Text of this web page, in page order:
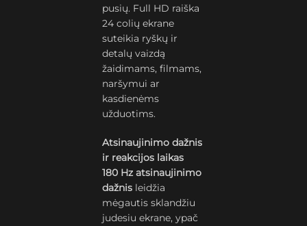
pusių. Full HD raiška
24 colių ekrane
suteikia ryškų ir
detalų vaizdą
žaidimams, filmams,
naršymui ar
kasdienėms
užduotims.
Atsinaujinimo dažnis
ir reakcijos laikas
180 Hz atsinaujinimo
dažnis leidžia
mėgautis sklandžiu
judesiu ekrane, ypač